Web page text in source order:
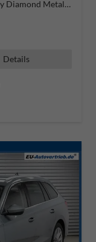
Smokey Diamond Metallic ()
Details